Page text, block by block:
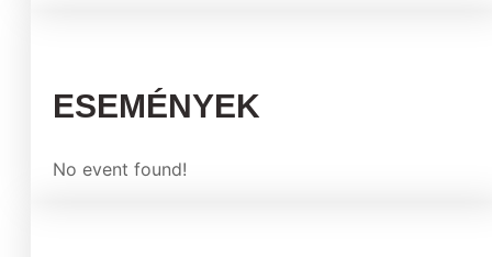
ESEMÉNYEK
No event found!